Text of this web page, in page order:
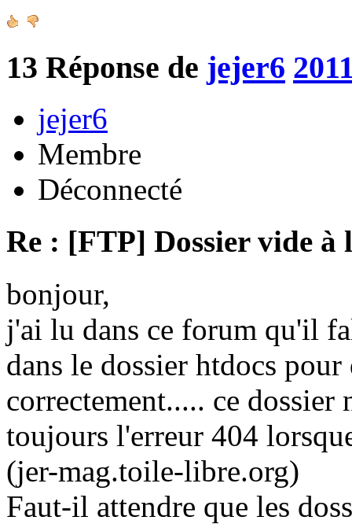
13 Réponse de jejer6
jejer6
Membre
Déconnecté
Re : [FTP] Dossier vide à
bonjour,
j'ai lu dans ce forum qu'il
dans le dossier htdocs
correctement..... ce dossier
toujours l'erreur 404
(jer-mag.toile-libre.org)
Faut-il attendre que les